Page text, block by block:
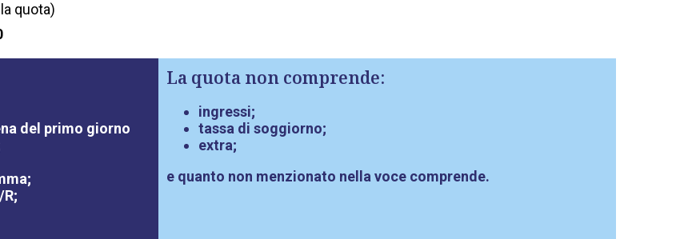
quota)
del primo giorno
La quota non comprende:
ingressi;
tassa di soggiorno;
extra;
e quanto non menzionato nella voce comprende.